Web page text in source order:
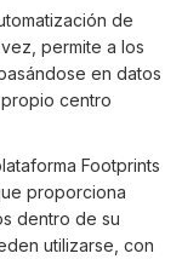
de
permite a los
en datos
centro
Footprints
proporciona
dentro de su
utilizarse, con